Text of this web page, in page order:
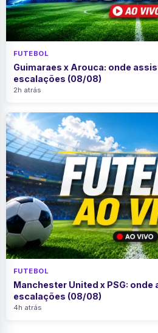
FUTEBOL
Guimaraes x Arouca: onde
escalações (08/08)
2h atrás
FUTEBOL
Manchester United x PSG:
escalações (08/08)
4h atrás